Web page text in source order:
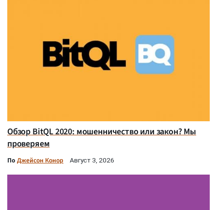
Обзор BitQL 2020: мошенничество или закон? Мы
проверяем
По Джейсон Конор Август 3, 2026